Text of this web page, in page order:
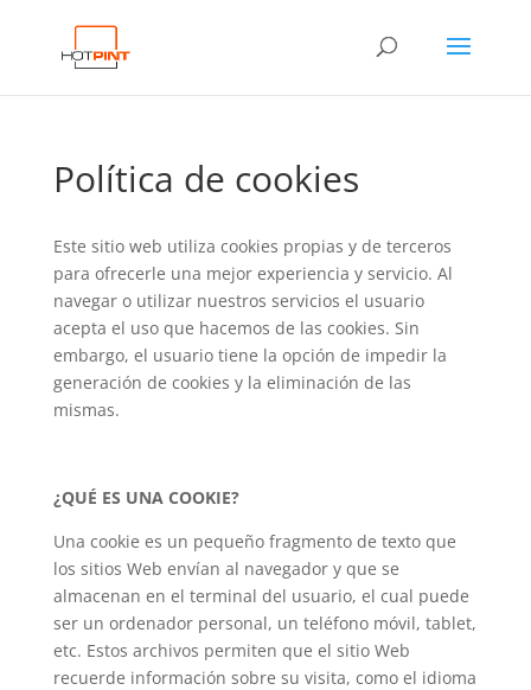
Política de cookies
Este sitio web utiliza cookies propias y de terceros
para ofrecerle una mejor experiencia y servicio. Al
navegar o utilizar nuestros servicios el usuario
acepta el uso que hacemos de las cookies. Sin
embargo, el usuario tiene la opción de impedir la
generación de cookies y la eliminación de las
mismas.
¿QUÉ ES UNA COOKIE?
Una cookie es un pequeño fragmento de texto que
los sitios Web envían al navegador y que se
almacenan en el terminal del usuario, el cual puede
ser un ordenador personal, un teléfono móvil, tablet,
etc. Estos archivos permiten que el sitio Web
recuerde información sobre su visita, como el idioma